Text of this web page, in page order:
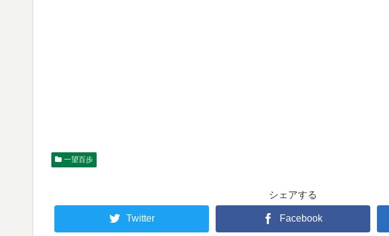
一望百歩
シェアする
Twitter Facebook